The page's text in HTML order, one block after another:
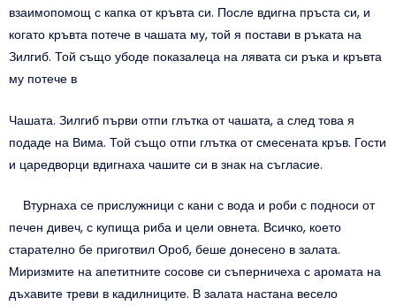
взаимопомощ с капка от кръвта си. После вдигна пръста си, и
когато кръвта потече в чашата му, той я постави в ръката на
Зилгиб. Той също убоде показалеца на лявата си ръка и кръвта
му потече в
Чашата. Зилгиб първи отпи глътка от чашата, а след това я
подаде на Вима. Той също отпи глътка от смесената кръв. Гости
и царедворци вдигнаха чашите си в знак на съгласие.
Втурнаха се прислужници с кани с вода и роби с подноси от
печен дивеч, с купища риба и цели овнета. Всичко, което
старателно бе приготвил Ороб, беше донесено в залата.
Миризмите на апетитните сосове си съперничеха с аромата на
дъхавите треви в кадилниците. В залата настана весело